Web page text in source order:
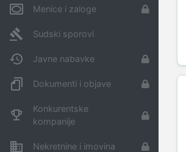
Menice i zaloge
Sudski sporovi
Javne nabavke
Dokumenti i objave
Konkurentske
kompanije
Nekretnine i imovina